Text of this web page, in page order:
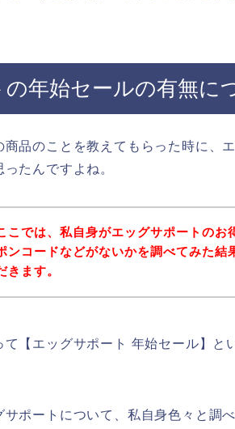
年始セールの有無に
品のことを教えてもらった時に、
たんですよね。
こでは、私自身がエッグサポートのお
ンコードなどがないかを調べてみた結
きます。
て【エッグサポート 年始セール】と
ポートについて、私自身色々と調